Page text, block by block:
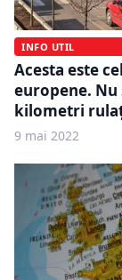
INFO UTIL
Acesta este
europene. Nu
kilometri
9 mai 2022